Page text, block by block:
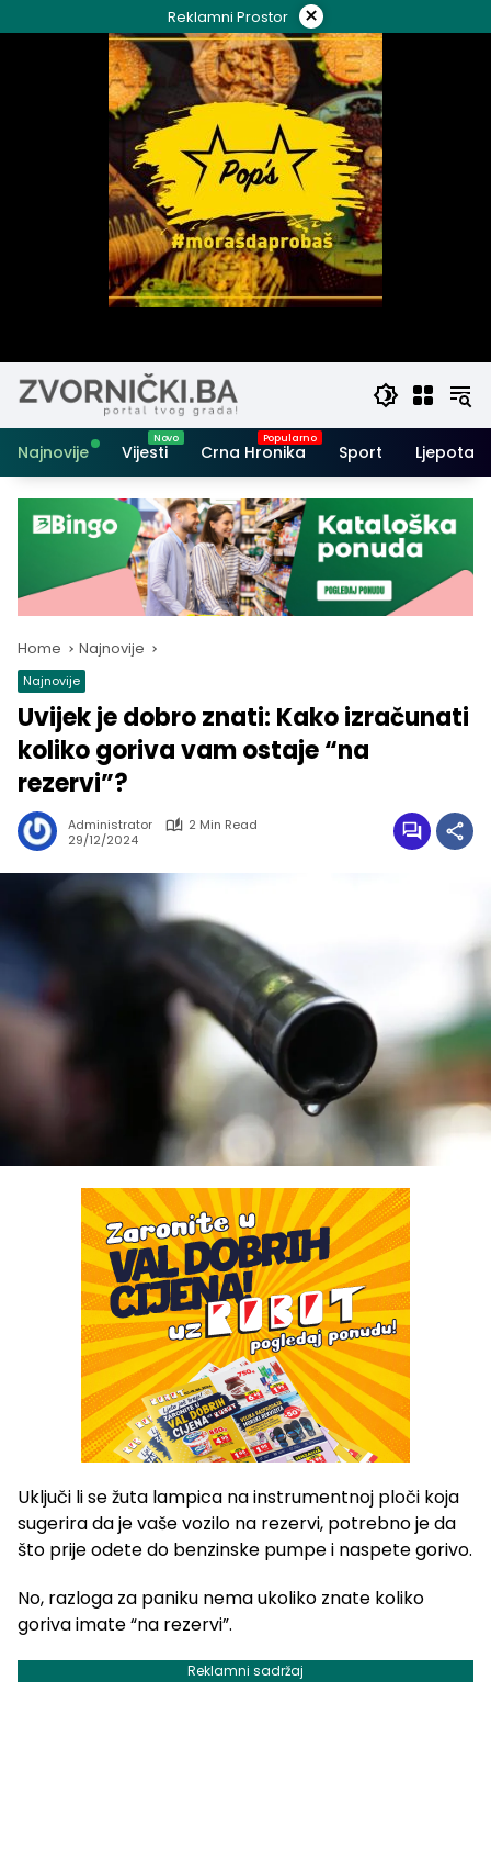
to
Reklamni Prostor ×
Najnovije Vijesti Crna Hronika Sport Ljepota i
Home Najnovije
Najnovije
Uvijek je dobro znati: Kako izračunati
koliko goriva vam ostaje “na
rezervi”?
Administrator
2 Min Read
29/12/2024
Uključi li se žuta lampica na instrumentnoj ploči koja
sugerira da je vaše vozilo na rezervi, potrebno je da
što prije odete do benzinske pumpe i naspete gorivo.
No, razloga za paniku nema ukoliko znate koliko
goriva imate “na rezervi”.
Reklamni sadržaj